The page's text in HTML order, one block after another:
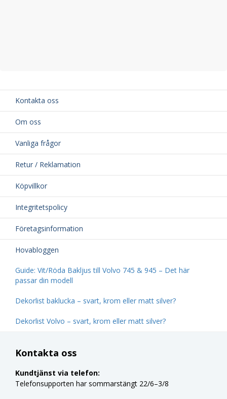
Kontakta oss
Om oss
Vanliga frågor
Retur / Reklamation
Köpvillkor
Integritetspolicy
Företagsinformation
Hovabloggen
Guide: Vit/Röda Bakljus till Volvo 745 & 945 – Det här
passar din modell
Dekorlist baklucka – svart, krom eller matt silver?
Dekorlist Volvo – svart, krom eller matt silver?
Kontakta oss
Kundtjänst via telefon:
Telefonsupporten har sommarstängt 22/6–3/8